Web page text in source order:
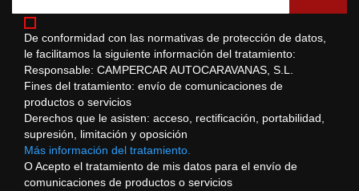
De conformidad con las normativas de protección de datos,
le facilitamos la siguiente información del tratamiento:
Responsable: CAMPERCAR AUTOCARAVANAS, S.L.
Fines del tratamiento: envío de comunicaciones de
productos o servicios
Derechos que le asisten: acceso, rectificación, portabilidad,
supresión, limitación y oposición
Más información del tratamiento.
O Acepto el tratamiento de mis datos para el envío de
comunicaciones de productos o servicios